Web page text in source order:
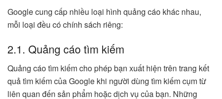
Google cung cấp nhiều loại hình quảng cáo khác nhau,
mỗi loại đều có chính sách riêng:
2.1. Quảng cáo tìm kiếm
Quảng cáo tìm kiếm cho phép bạn xuất hiện trên trang kết
quả tìm kiếm của Google khi người dùng tìm kiếm cụm từ
liên quan đến sản phẩm hoặc dịch vụ của bạn. Những